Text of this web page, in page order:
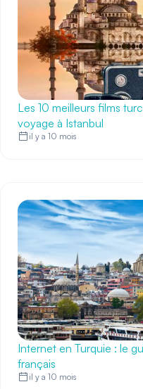
Les 10 meilleurs films
voyage à Istanbul
il y a 10 mois
Internet en Turquie : le
français
il y a 10 mois